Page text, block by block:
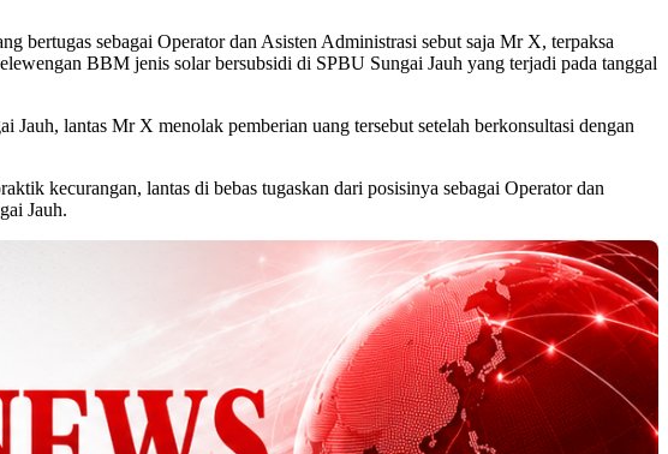
bertugas sebagai Operator dan Asisten Administrasi sebut saja Mr X, terpaksa
BBM jenis solar bersubsidi di SPBU Sungai Jauh yang terjadi pada tanggal
lantas Mr X menolak pemberian uang tersebut setelah berkonsultasi dengan
kecurangan, lantas di bebas tugaskan dari posisinya sebagai Operator dan
Jauh.